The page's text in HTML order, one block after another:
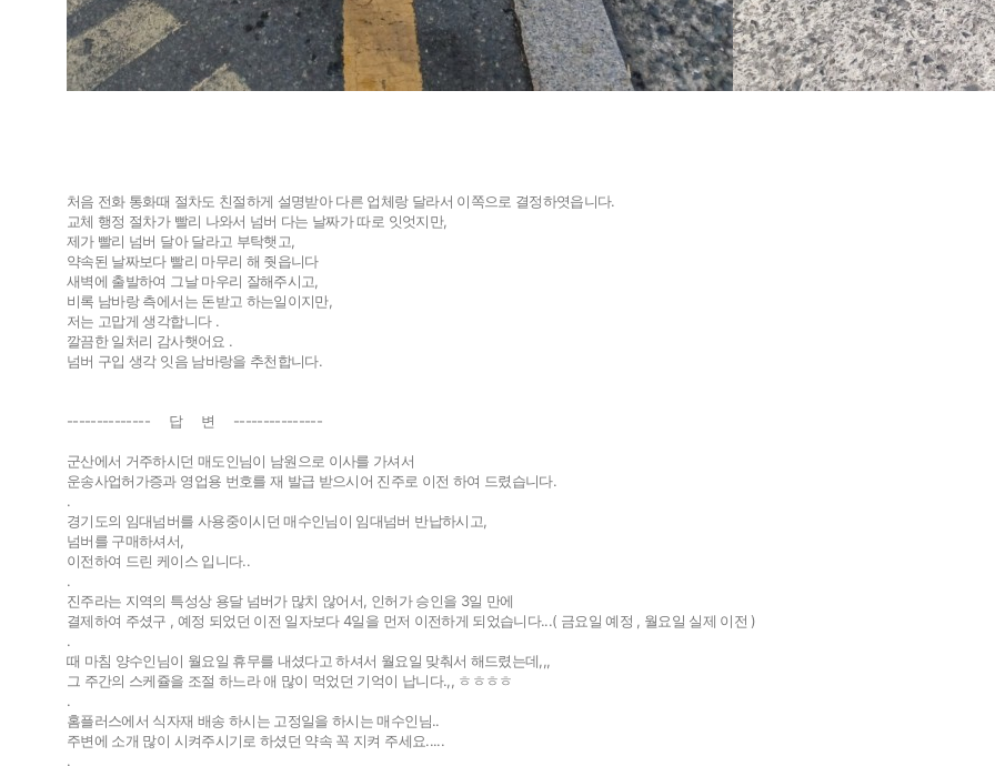
처음 전화 통화때 절차도 친절하게 설명받아 다른 업체랑 달라서 이쪽으로 결정하엿읍니다.
교체 행정 절차가 빨리 나와서 넘버 다는 날짜가 따로 잇엇지만,
제가 빨리 넘버 달아 달라고 부탁햇고,
약속된 날짜보다 빨리 마무리 해 줫읍니다
새벽에 출발하여 그날 마우리 잘해주시고,
비록 남바랑 측에서는 돈받고 하는일이지만,
저는 고맙게 생각합니다 .
깔끔한 일처리 감사햇어요 .
넘버 구입 생각 잇음 남바랑을 추천합니다.
-------------- 답 변 ---------------
군산에서 거주하시던 매도인님이 남원으로 이사를 가셔서
운송사업허가증과 영업용 번호를 재 발급 받으시어 진주로 이전 하여 드렸습니다.
.
경기도의 임대넘버를 사용중이시던 매수인님이 임대넘버 반납하시고,
넘버를 구매하셔서,
이전하여 드린 케이스 입니다..
.
진주라는 지역의 특성상 용달 넘버가 많치 않어서, 인허가 승인을 3일 만에
결제하여 주셨구 , 예정 되었던 이전 일자보다 4일을 먼저 이전하게 되었습니다...( 금요일 예정 , 월요일 실제 이전 )
.
때 마침 양수인님이 월요일 휴무를 내셨다고 하셔서 월요일 맞춰서 해드렸는데,,,
그 주간의 스케쥴을 조절 하느라 애 많이 먹었던 기억이 납니다.,, ㅎㅎㅎㅎ
.
홈플러스에서 식자재 배송 하시는 고정일을 하시는 매수인님..
주변에 소개 많이 시켜주시기로 하셨던 약속 꼭 지켜 주세요.....
.